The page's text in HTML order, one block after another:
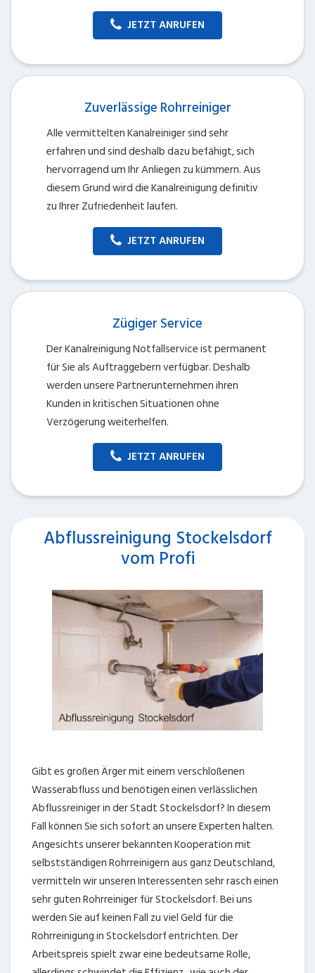
JETZT ANRUFEN
Zuverlässige Rohrreiniger
Alle vermittelten Kanalreiniger sind sehr
erfahren und sind deshalb dazu befähigt, sich
hervorragend um Ihr Anliegen zu kümmern. Aus
diesem Grund wird die Kanalreinigung definitiv
zu Ihrer Zufriedenheit laufen.
JETZT ANRUFEN
Zügiger Service
Der Kanalreinigung Notfallservice ist permanent
für Sie als Auftraggebern verfügbar. Deshalb
werden unsere Partnerunternehmen ihren
Kunden in kritischen Situationen ohne
Verzögerung weiterhelfen.
JETZT ANRUFEN
Abflussreinigung Stockelsdorf
vom Profi
Gibt es großen Ärger mit einem verschloßenen
Wasserabfluss und benötigen einen verlässlichen
Abflussreiniger in der Stadt Stockelsdorf? In diesem
Fall können Sie sich sofort an unsere Experten halten.
Angesichts unserer bekannten Kooperation mit
selbstständigen Rohrreinigern aus ganz Deutschland,
vermitteln wir unseren Interessenten sehr rasch einen
sehr guten Rohrreiniger für Stockelsdorf. Bei uns
werden Sie auf keinen Fall zu viel Geld für die
Rohrreinigung in Stockelsdorf entrichten. Der
Arbeitspreis spielt zwar eine bedeutsame Rolle,